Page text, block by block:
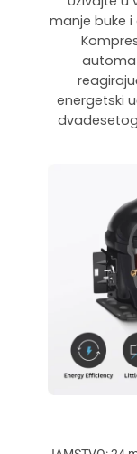
manje buke
energetski